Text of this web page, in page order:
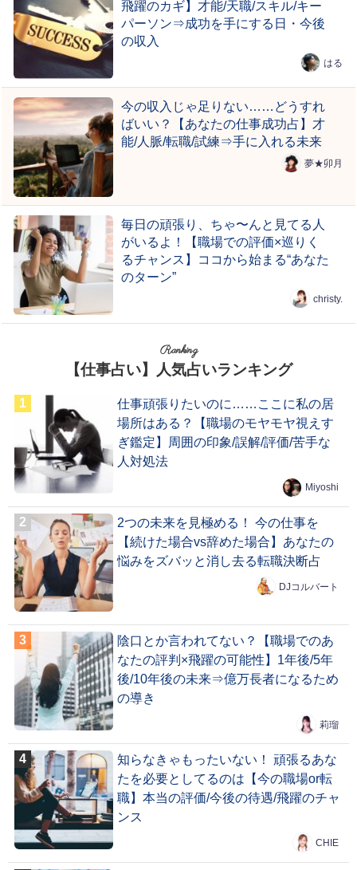
飛躍のカギ】才能/天職/スキル/キー
パーソン⇒成功を手にする日・今後
の収入
はる
今の収入じゃ足りない……どうすれ
ばいい？【あなたの仕事成功占】才
能/人脈/転職/試練⇒手に入れる未来
夢★卯月
毎日の頑張り、ちゃ〜んと見てる人
がいるよ！【職場での評価×巡りく
るチャンス】ココから始まる“あなた
のターン”
christy.
Ranking
【仕事占い】人気占いランキング
仕事頑張りたいのに……ここに私の居
場所はある？【職場のモヤモヤ視えす
ぎ鑑定】周囲の印象/誤解/評価/苦手な
人対処法
Miyoshi
2つの未来を見極める！ 今の仕事を
【続けた場合vs辞めた場合】あなたの
悩みをズバッと消し去る転職決断占
DJコルバート
陰口とか言われてない？【職場でのあ
なたの評判×飛躍の可能性】1年後/5年
後/10年後の未来⇒億万長者になるため
の導き
莉瑠
知らなきゃもったいない！ 頑張るあな
たを必要としてるのは【今の職場or転
職】本当の評価/今後の待遇/飛躍のチャ
ンス
CHIE